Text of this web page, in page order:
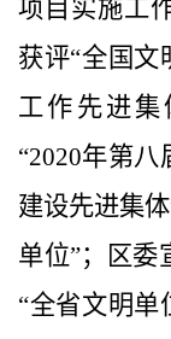
项目实施工
获评“全国文
工作先进集
“2020年第八
建设先进集
单位”；区委
“全省文明单